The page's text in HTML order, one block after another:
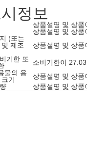
정보
상품설명 및 상품
상품설명 및 상품
(또는
제조
상품설명 및 상품
기한 또
소비기한이
물의 용
기
상품설명 및 상품
상품설명 및 상품